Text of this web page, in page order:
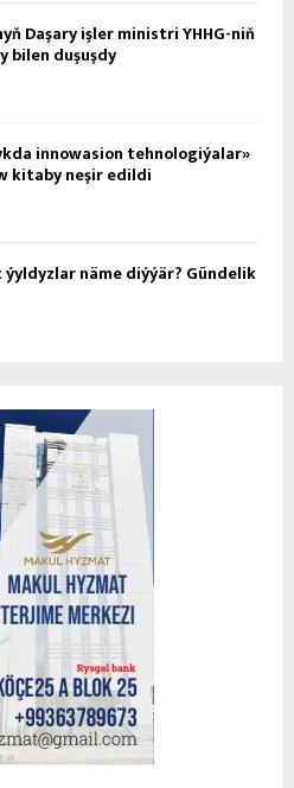
Daşary işler ministri ÝHHG-niň
bilen duşuşdy
innowasion tehnologiýalar»
kitaby neşir edildi
näme diýýär? Gündelik